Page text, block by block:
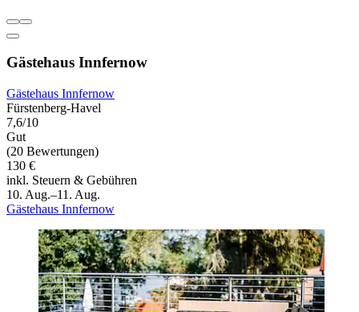
Gästehaus Innfernow
Gästehaus Innfernow
Fürstenberg-Havel
7,6/10
Gut
(20 Bewertungen)
130 €
inkl. Steuern & Gebühren
10. Aug.–11. Aug.
Gästehaus Innfernow